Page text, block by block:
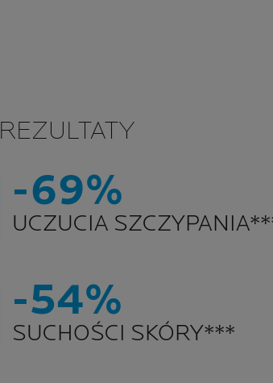
REZULTATY
-69%
UCZUCIA
-54%
SUCHOŚCI SKÓRY***